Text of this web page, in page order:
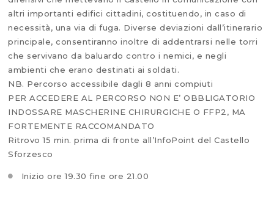
altri importanti edifici cittadini, costituendo, in caso di
necessità, una via di fuga. Diverse deviazioni dall’itinerario
principale, consentiranno inoltre di addentrarsi nelle torri
che servivano da baluardo contro i nemici, e negli
ambienti che erano destinati ai soldati.
NB. Percorso accessibile dagli 8 anni compiuti
PER ACCEDERE AL PERCORSO NON E’ OBBLIGATORIO
INDOSSARE MASCHERINE CHIRURGICHE O FFP2, MA
FORTEMENTE RACCOMANDATO
Ritrovo 15 min. prima di fronte all’InfoPoint del Castello
Sforzesco
Inizio ore 19.30 fine ore 21.00